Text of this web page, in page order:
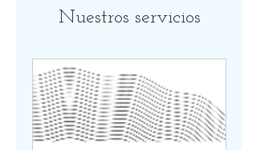
Nuestros servicios